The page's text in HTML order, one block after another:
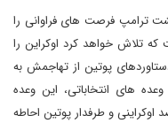
ترامپ فرصت های فراوانی را
تلاش خواهد کرد اوکراین را
پوتین از تهاجمش به
های انتخاباتی، این وعده
اوکراینی و طرفدار پوتین احاطه